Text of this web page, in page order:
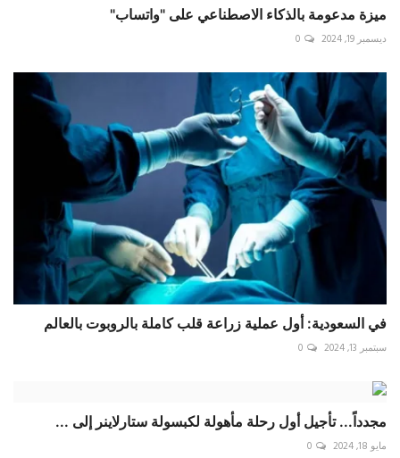
ميزة مدعومة بالذكاء الاصطناعي على "واتساب"
ديسمبر 19, 2024 0
في السعودية: أول عملية زراعة قلب كاملة بالروبوت بالعالم
سبتمبر 13, 2024 0
مجدداً... تأجيل أول رحلة مأهولة لكبسولة ستارلاينر إلى ‏...
مايو 18, 2024 0